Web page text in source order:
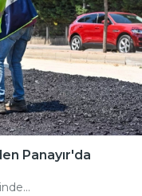
Panayır'da